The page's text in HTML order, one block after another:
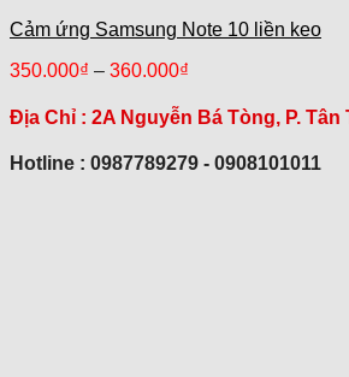
Cảm ứng Samsung Note 10 liền keo
350.000₫ – 360.000₫
Địa Chỉ : 2A Nguyễn Bá Tòng, P. Tân
Hotline : 0987789279 - 0908101011